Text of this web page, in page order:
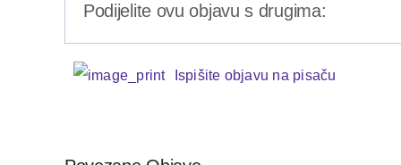
Podijelite ovu objavu s drugima:
Ispišite objavu na pisaču